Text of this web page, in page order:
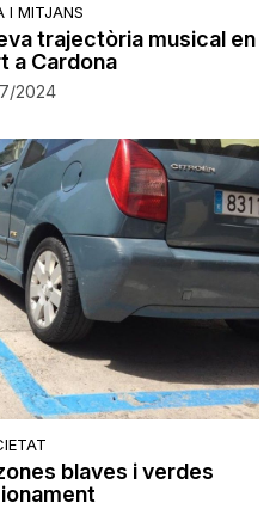
I MITJANS
trajectòria musical en
a Cardona
2024
blaves i verdes